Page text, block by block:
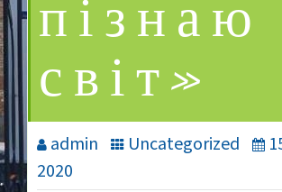
пізнаю
світ»
admin Uncategorized
2020